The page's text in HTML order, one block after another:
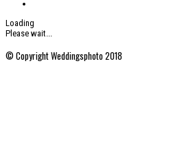
Loading
Please wait...
© Copyright Weddingsphoto 2018